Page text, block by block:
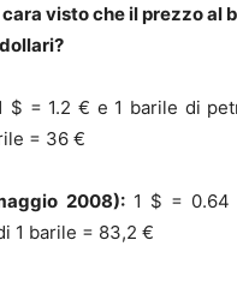
visto che il prezzo al
$ = 1.2 € e 1 barile di
= 36 €
2008):1 $ = 0.64
1 barile = 83,2 €